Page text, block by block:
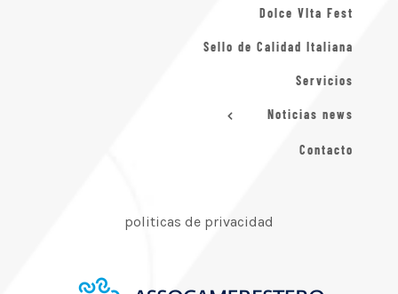
Dolce VIta Fest
Sello de Calidad Italiana
Servicios
Noticias news
Contacto
politicas de privacidad